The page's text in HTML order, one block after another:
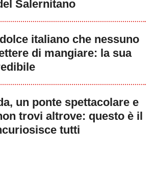
Salernitano
italiano che nessuno
di mangiare: la sua
un ponte spettacolare e
trovi altrove: questo è il
tutti